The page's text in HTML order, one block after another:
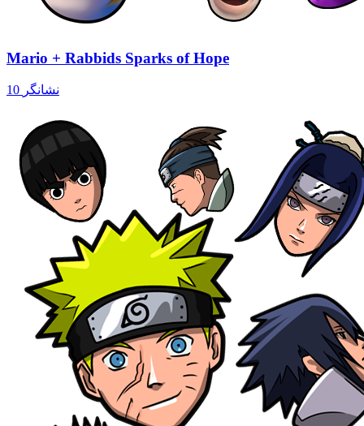
Mario + Rabbids Sparks of Hope
10 نشانگر